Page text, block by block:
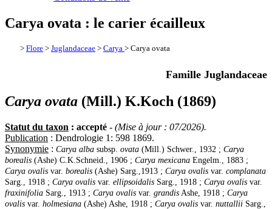
Carya ovata : le carier écailleux
> Flore > Juglandaceae > Carya > Carya ovata
Famille Juglandaceae
Carya ovata (Mill.) K.Koch (1869)
Statut du taxon : accepté - (Mise à jour : 07/2026).
Publication : Dendrologie 1: 598 1869.
Synonymie : Carya alba subsp. ovata (Mill.) Schwer., 1932 ; Carya
borealis (Ashe) C.K.Schneid., 1906 ; Carya mexicana Engelm., 1883 ;
Carya ovalis var. borealis (Ashe) Sarg.,1913 ; Carya ovalis var. complanata
Sarg., 1918 ; Carya ovalis var. ellipsoidalis Sarg., 1918 ; Carya ovalis var.
fraxinifolia Sarg., 1913 ; Carya ovalis var. grandis Ashe, 1918 ; Carya
ovalis var. holmesiana (Ashe) Ashe, 1918 ; Carya ovalis var. nuttallii Sarg.,